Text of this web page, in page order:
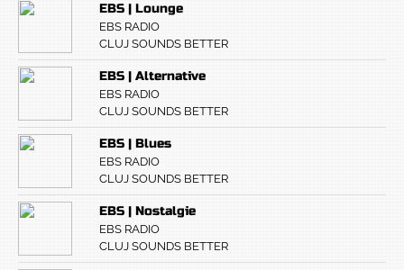
EBS | Lounge
EBS RADIO
CLUJ SOUNDS BETTER
EBS | Alternative
EBS RADIO
CLUJ SOUNDS BETTER
EBS | Blues
EBS RADIO
CLUJ SOUNDS BETTER
EBS | Nostalgie
EBS RADIO
CLUJ SOUNDS BETTER